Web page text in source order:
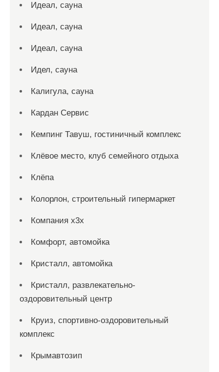
Идеал, сауна
Идеал, сауна
Идеал, сауна
Идел, сауна
Калигула, сауна
Кардан Сервис
Кемпинг Тавуш, гостиничный комплекс
Клёвое место, клуб семейного отдыха
Клёпа
Колорлон, строительный гипермаркет
Компания x3x
Комфорт, автомойка
Кристалл, автомойка
Кристалл, развлекательно-
оздоровительный центр
Круиз, спортивно-оздоровительный
комплекс
Крымавтозип